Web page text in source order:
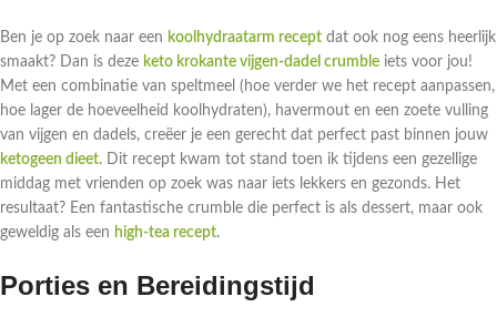
Ben je op zoek naar een koolhydraatarm recept dat ook nog eens heerlijk
smaakt? Dan is deze keto krokante vijgen-dadel crumble iets voor jou!
Met een combinatie van speltmeel (hoe verder we het recept aanpassen,
hoe lager de hoeveelheid koolhydraten), havermout en een zoete vulling
van vijgen en dadels, creëer je een gerecht dat perfect past binnen jouw
ketogeen dieet. Dit recept kwam tot stand toen ik tijdens een gezellige
middag met vrienden op zoek was naar iets lekkers en gezonds. Het
resultaat? Een fantastische crumble die perfect is als dessert, maar ook
geweldig als een high-tea recept.
Porties en Bereidingstijd